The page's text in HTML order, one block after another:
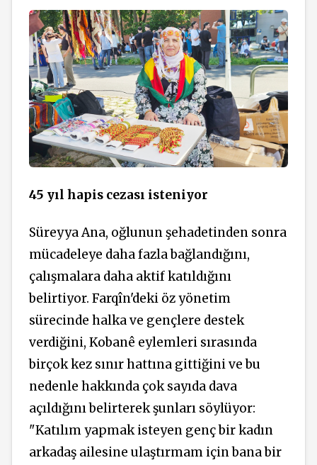
45 yıl hapis cezası isteniyor
Süreyya Ana, oğlunun şehadetinden sonra
mücadeleye daha fazla bağlandığını,
çalışmalara daha aktif katıldığını
belirtiyor. Farqîn'deki öz yönetim
sürecinde halka ve gençlere destek
verdiğini, Kobanê eylemleri sırasında
birçok kez sınır hattına gittiğini ve bu
nedenle hakkında çok sayıda dava
açıldığını belirterek şunları söylüyor:
"Katılım yapmak isteyen genç bir kadın
arkadaş ailesine ulaştırmam için bana bir